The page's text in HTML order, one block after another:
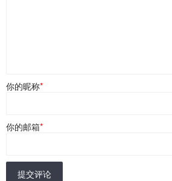
你的昵称*
你的邮箱*
提交评论